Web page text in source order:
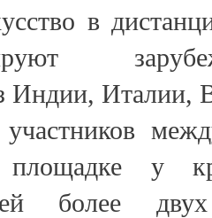
в
Индии, Италии,
у
более